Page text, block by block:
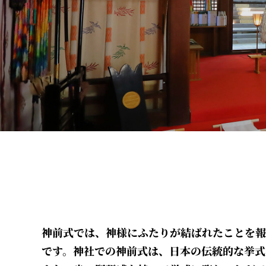
神前式では、神様にふたりが結ばれたことを
です。神社での神前式は、日本の伝統的な挙